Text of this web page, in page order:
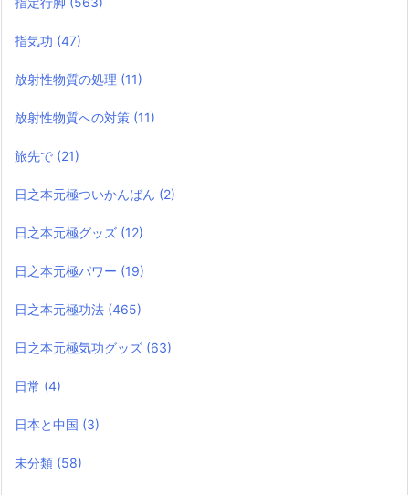
指気功 (47)
放射性物質の処理 (11)
放射性物質への対策 (11)
旅先で (21)
日之本元極ついかんばん (2)
日之本元極グッズ (12)
日之本元極パワー (19)
日之本元極功法 (465)
日之本元極気功グッズ (63)
日常 (4)
日本と中国 (3)
未分類 (58)